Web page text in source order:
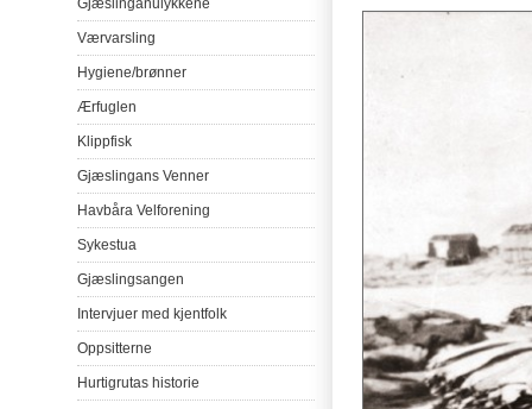
Gjæslinganulykkene
Værvarsling
Hygiene/brønner
Ærfuglen
Klippfisk
Gjæslingans Venner
Havbåra Velforening
Sykestua
Gjæslingsangen
Intervjuer med kjentfolk
Oppsitterne
Hurtigrutas historie